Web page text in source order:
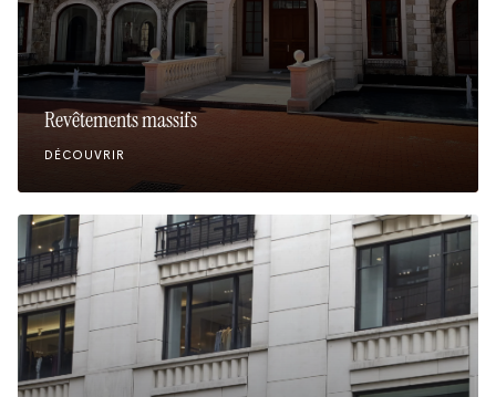
Revêtements massifs
DÉCOUVRIR